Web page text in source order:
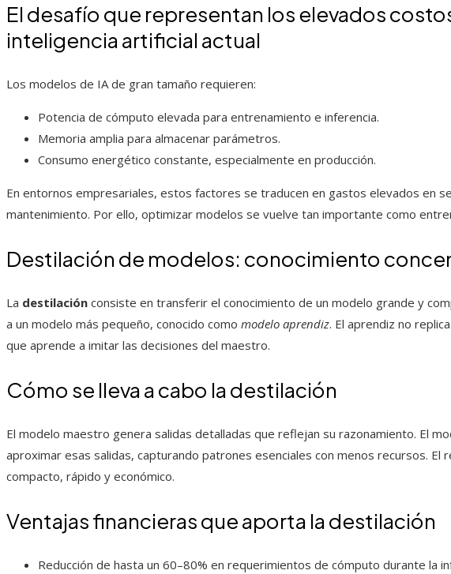
El desafío que representan los elevados
inteligencia artificial actual
Los modelos de IA de gran tamaño requieren:
Potencia de cómputo elevada para entrenamiento e inferencia.
Memoria amplia para almacenar parámetros.
Consumo energético constante, especialmente en producción.
En entornos empresariales, estos factores se traducen en gastos elevados en
mantenimiento. Por ello, optimizar modelos se vuelve tan importante como
Destilación de modelos: conocimiento
La destilación consiste en transferir el conocimiento de un modelo grande y
a un modelo más pequeño, conocido como modelo aprendiz. El aprendiz no
que aprende a imitar las decisiones del maestro.
Cómo se lleva a cabo la destilación
El modelo maestro genera salidas detalladas que reflejan su razonamiento. El
aproximar esas salidas, capturando patrones esenciales con menos recursos. El
compacto, rápido y económico.
Ventajas financieras que aporta la destilación
Reducción de hasta un 60–80% en requerimientos de cómputo durante la